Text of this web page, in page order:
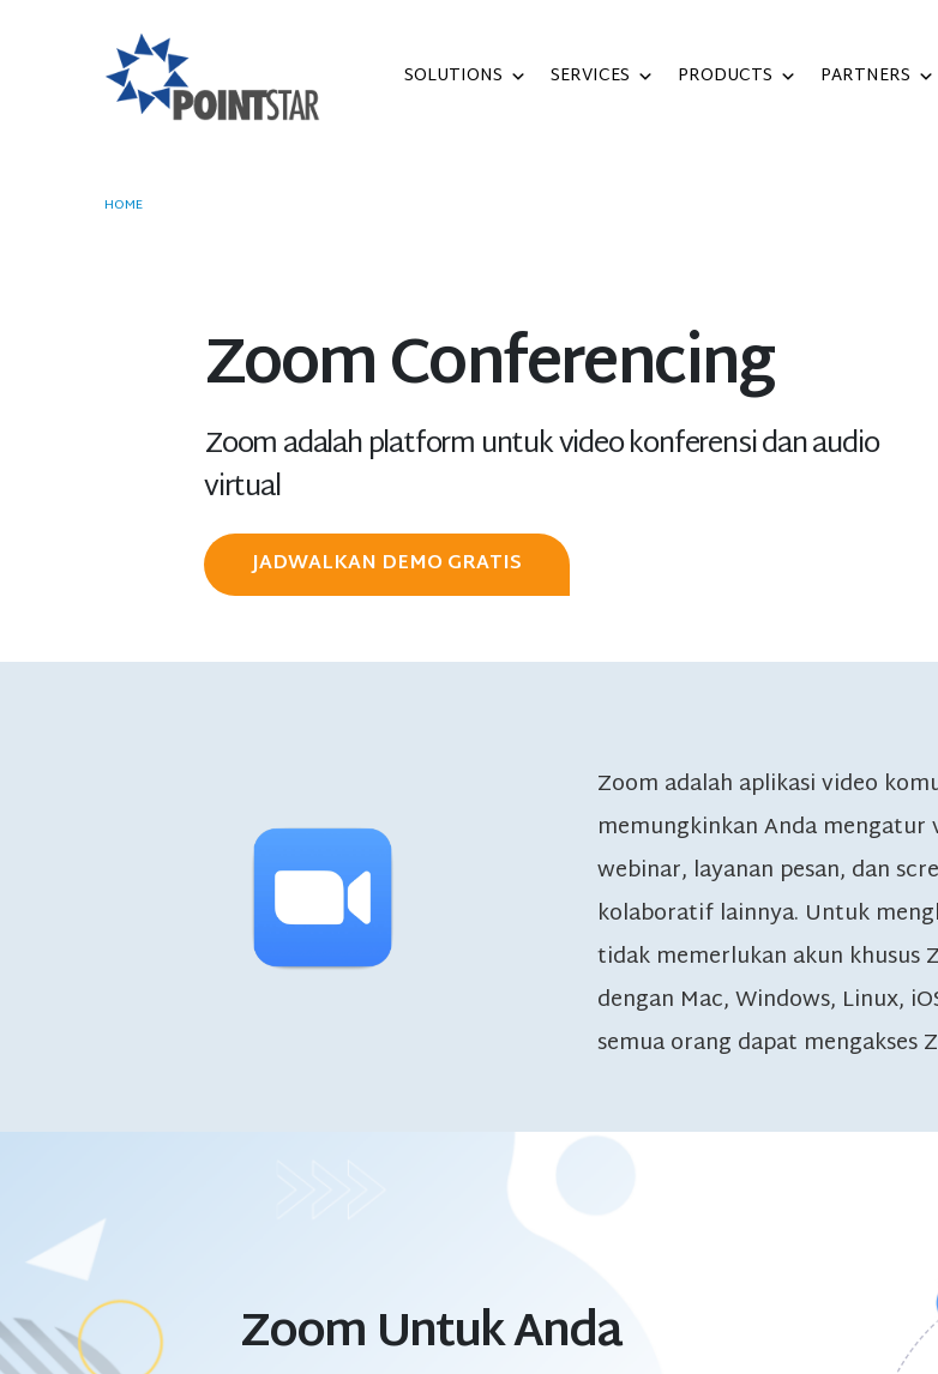
SOLUTIONS SERVICES PRODUCTS PARTNERS
HOME
Zoom Conferencing
Zoom adalah platform untuk video konferensi dan audio
virtual
JADWALKAN DEMO GRATIS
Zoom adalah aplikasi video
memungkinkan Anda
webinar, layanan pesan, dan
kolaboratif lainnya. Untuk
tidak memerlukan akun
dengan Mac, Windows, Linux,
semua orang dapat mengakses
Zoom Untuk Anda